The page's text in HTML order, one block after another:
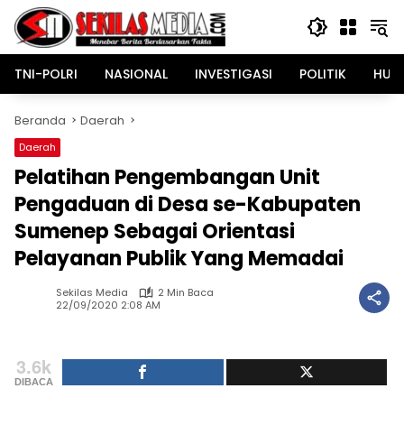
Langsung
konten
TNI-POLRI
NASIONAL INVESTIGASI POLITIK
Beranda Daerah
Daerah
Pelatihan Pengembangan Unit
Pengaduan di Desa se-Kabupaten
Sumenep Sebagai Orientasi
Pelayanan Publik Yang Memadai
Sekilas Media
2 Min Baca
22/09/2020 2:08 AM
3.6k
DIBACA